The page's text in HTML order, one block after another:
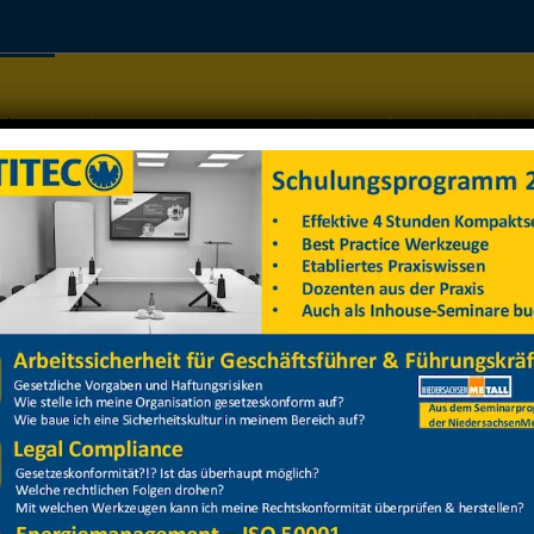
Managementsysteme Datenschutz